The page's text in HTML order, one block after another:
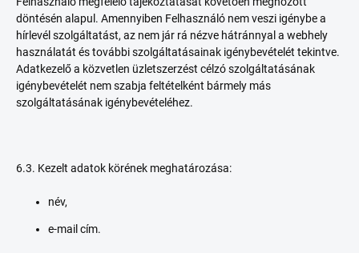
döntésén alapul. Amennyiben Felhasználó nem veszi igénybe a
hírlevél szolgáltatást, az nem jár rá nézve hátránnyal a webhely
használatát és további szolgáltatásainak igénybevételét tekintve.
Adatkezelő a közvetlen üzletszerzést célzó szolgáltatásának
igénybevételét nem szabja feltételként bármely más
szolgáltatásának igénybevételéhez.
6.3. Kezelt adatok körének meghatározása:
név,
e-mail cím.